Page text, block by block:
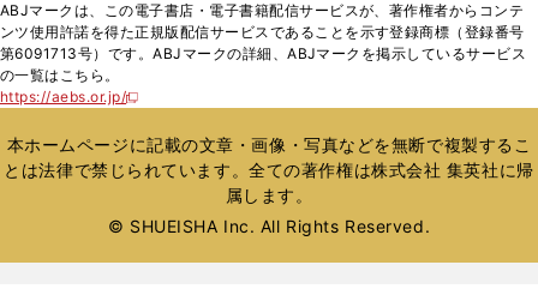
く
ド
ウ
で
ィ
ン
ド
開
く
ABJマークは、この電子書店・電子書籍配信サービスが、著作権者からコンテ
ンツ使用許諾を得た正規版配信サービスであることを示す登録商標（登録番号
第6091713号）です。ABJマークの詳細、ABJマークを掲示しているサービス
の一覧はこちら。
https://aebs.or.jp/
新
い
ウ
ィ
ウ
本ホームページに記載の文章・画像・写真などを無断で複製するこ
とは法律で禁じられています。全ての著作権は株式会社 集英社に帰
属します。
© SHUEISHA Inc. All Rights Reserved.